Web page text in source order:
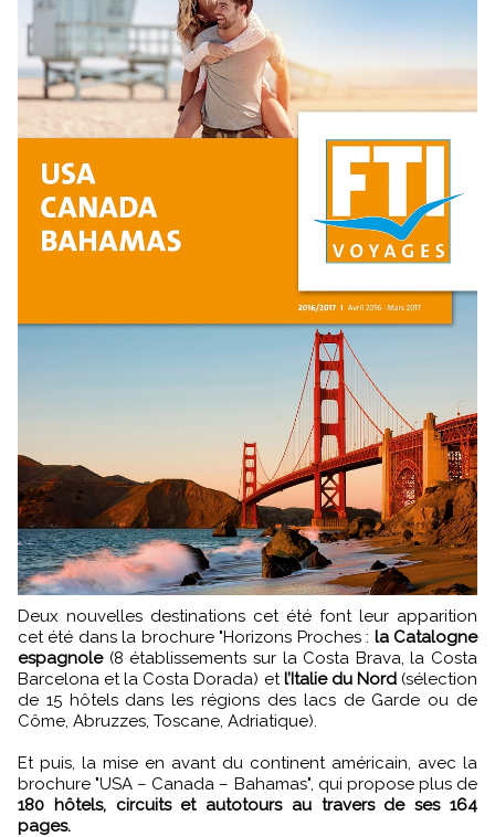
Deux nouvelles destinations cet été font leur apparition
cet été dans la brochure "Horizons Proches : la Catalogne
espagnole(8 établissements sur la Costa Brava, la Costa
Barcelona et la Costa Dorada) et l’Italie du Nord(sélection
de 15 hôtels dans les régions des lacs de Garde ou de
Côme, Abruzzes, Toscane, Adriatique).
Et puis, la mise en avant du continent américain, avec la
brochure "USA – Canada – Bahamas", qui propose plus de
180 hôtels, circuits et autotours au travers de ses 164
pages.